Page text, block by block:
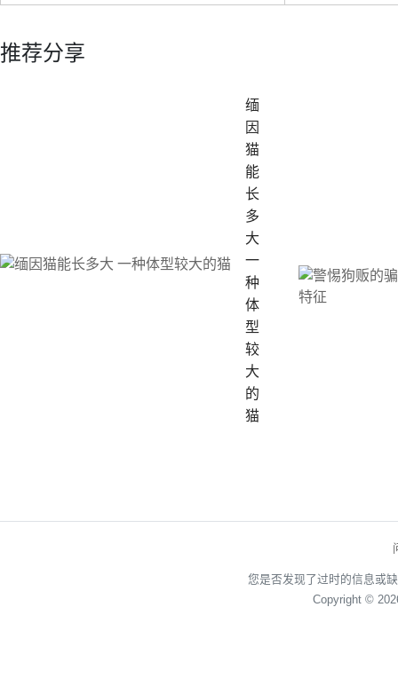
推荐分享
缅
因
猫
能
长
多
大
一
种
体
型
较
大
的
猫
您是否发现了过时的信息或
Copyright ©